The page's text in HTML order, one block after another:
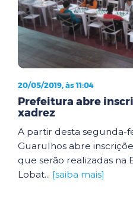
20/05/2019, às 11:04
Prefeitura abre
xadrez
A partir desta segunda-
Guarulhos abre
que serão realizadas na
Lobat... [saiba mais]